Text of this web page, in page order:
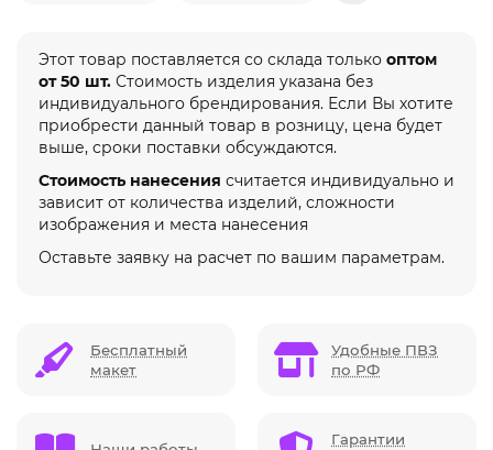
Этот товар поставляется со склада только оптом
от 50 шт. Стоимость изделия указана без
индивидуального брендирования. Если Вы хотите
приобрести данный товар в розницу, цена будет
выше, сроки поставки обсуждаются.
Стоимость нанесения считается индивидуально и
зависит от количества изделий, сложности
изображения и места нанесения
Оставьте заявку на расчет по вашим параметрам.
Бесплатный
макет
Удобные ПВЗ
по РФ
Гарантии